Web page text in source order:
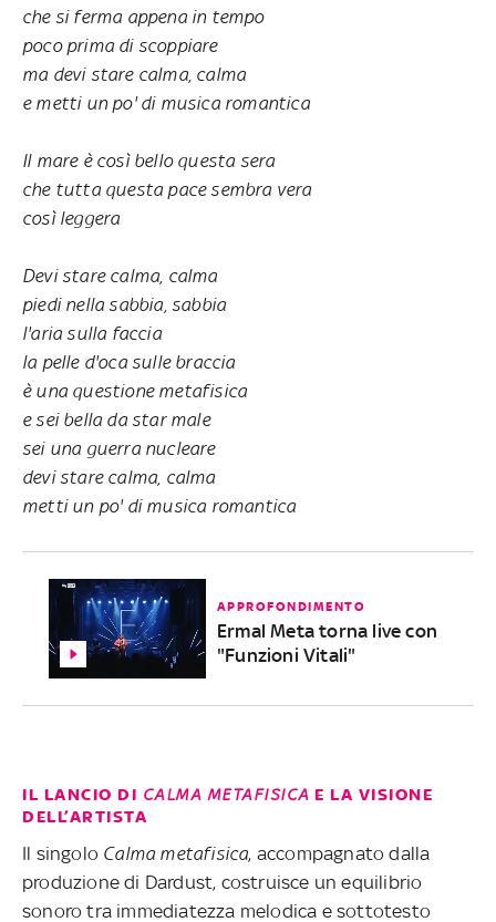
che si ferma appena in tempo
poco prima di scoppiare
ma devi stare calma, calma
e metti un po' di musica romantica
Il mare è così bello questa sera
che tutta questa pace sembra vera
così leggera
Devi stare calma, calma
piedi nella sabbia, sabbia
l'aria sulla faccia
la pelle d'oca sulle braccia
è una questione metafisica
e sei bella da star male
sei una guerra nucleare
devi stare calma, calma
metti un po' di musica romantica
APPROFONDIMENTO
Ermal Meta torna live con
"Funzioni Vitali"
IL LANCIO DI CALMA METAFISICA E LA VISIONE
DELL’ARTISTA
Il singolo Calma metafisica, accompagnato dalla
produzione di Dardust, costruisce un equilibrio
sonoro tra immediatezza melodica e sottotesto